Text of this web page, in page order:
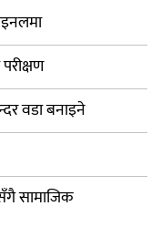
वडा बनाइने
सामाजिक